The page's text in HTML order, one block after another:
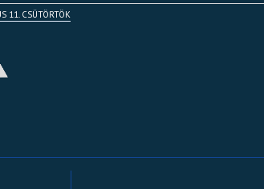
11. CSÜTÖRTÖK